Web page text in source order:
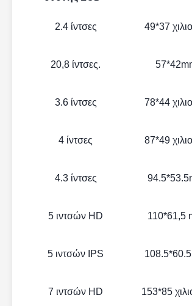
2.4 ίντσες 49*37
20,8 ίντσες.
3.6 ίντσες 78*44
4 ίντσες 87*49
4.3 ίντσες
5 ιντσών HD 110*61,5
5 ιντσών IPS
7 ιντσών HD 153*85